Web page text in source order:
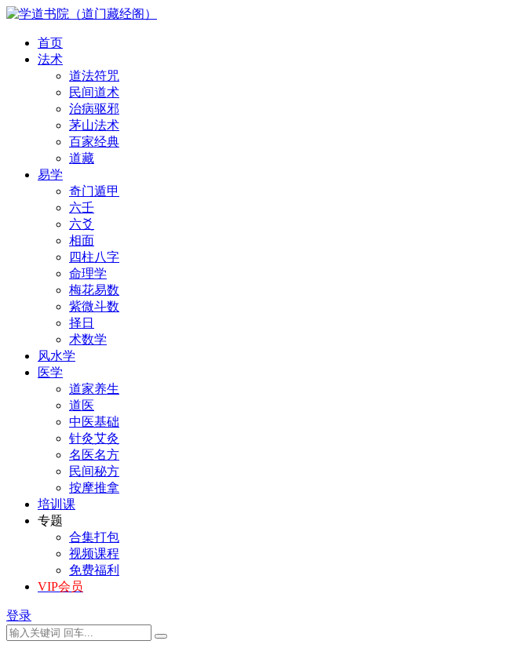
首页
法术
道法符咒
民间道术
治病驱邪
茅山法术
百家经典
道藏
易学
奇门遁甲
六壬
六爻
相面
四柱八字
命理学
梅花易数
紫微斗数
择日
术数学
风水学
医学
道家养生
道医
中医基础
针灸艾灸
名医名方
民间秘方
按摩推拿
培训课
专题
合集打包
视频课程
免费福利
VIP会员
登录